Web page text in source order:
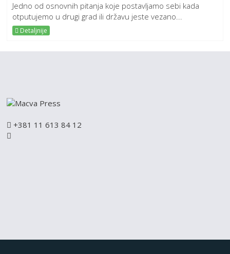
Jedno od osnovnih pitanja koje postavljamo sebi kada
otputujemo u drugi grad ili državu jeste vezano...
Detaljnije
+381 11 613 84 12